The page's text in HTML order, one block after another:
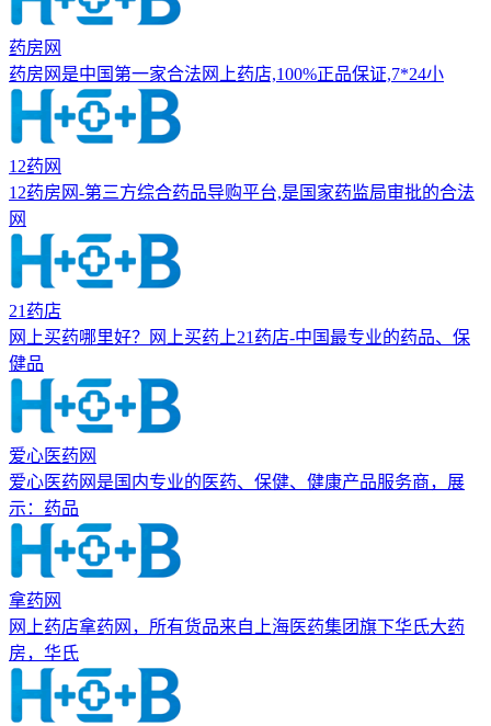
药房网
药房网是中国第一家合法网上药店,100%正品保证,7*24小
12药网
12药房网-第三方综合药品导购平台,是国家药监局审批的合法
网
21药店
网上买药哪里好？网上买药上21药店-中国最专业的药品、保
健品
爱心医药网
爱心医药网是国内专业的医药、保健、健康产品服务商，展
示：药品
拿药网
网上药店拿药网，所有货品来自上海医药集团旗下华氏大药
房，华氏